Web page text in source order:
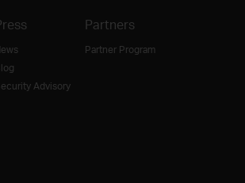
Advisory
Partners
Partner Program